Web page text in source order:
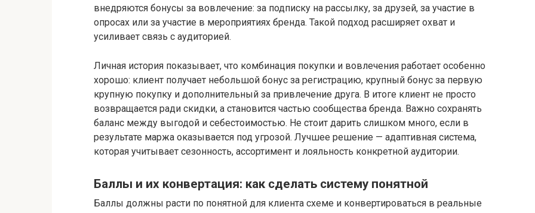
внедряются бонусы за вовлечение: за подписку на рассылку, за друзей, за участие в
опросах или за участие в мероприятиях бренда. Такой подход расширяет охват и
усиливает связь с аудиторией.
Личная история показывает, что комбинация покупки и вовлечения работает особенно
хорошо: клиент получает небольшой бонус за регистрацию, крупный бонус за первую
крупную покупку и дополнительный за привлечение друга. В итоге клиент не просто
возвращается ради скидки, а становится частью сообщества бренда. Важно сохранять
баланс между выгодой и себестоимостью. Не стоит дарить слишком много, если в
результате маржа оказывается под угрозой. Лучшее решение — адаптивная система,
которая учитывает сезонность, ассортимент и лояльность конкретной аудитории.
Баллы и их конвертация: как сделать систему понятной
Баллы должны расти по понятной для клиента схеме и конвертироваться в реальные